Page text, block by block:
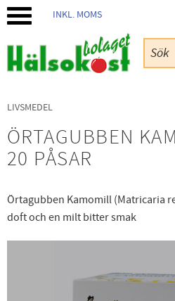
INKL. MOMS
LIVSMEDEL
ÖRTAGUBBEN
20 PÅSAR
Örtagubben Kamomill (Matricaria
doft och en milt bitter smak